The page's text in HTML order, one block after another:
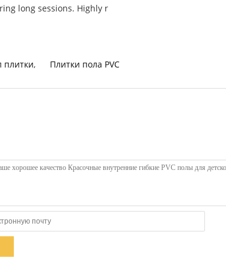
long sessions. Highly r
плитки, Плитки пола PVC